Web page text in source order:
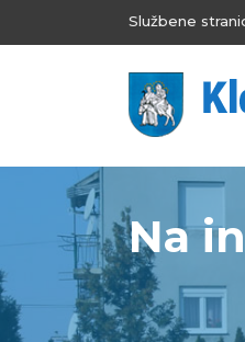
Službene
Na